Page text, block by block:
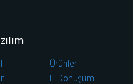
Ürünler
E-Dönüşüm